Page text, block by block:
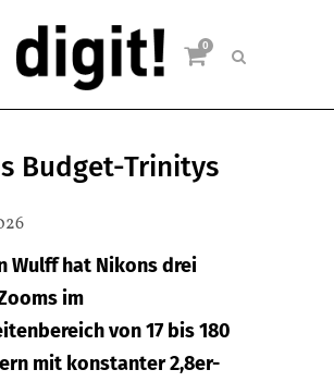
0
Budget-Trinitys
Wulff hat Nikons drei
im
von 17 bis 180
mit konstanter 2,8er-